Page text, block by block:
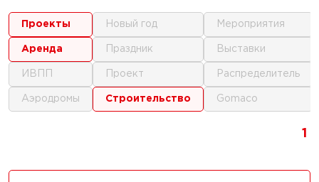
1
для
проекты
аренда
ИВПП
аэродромы
новый год
праздник
проект
строительство
мероприятия
выставки
распределитель
gomaco